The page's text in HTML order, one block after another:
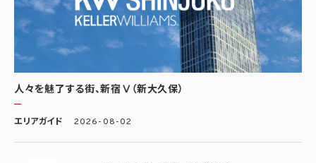
人々を魅了する街、新宿Ⅴ（新大久保）
エリアガイド 2026-08-02